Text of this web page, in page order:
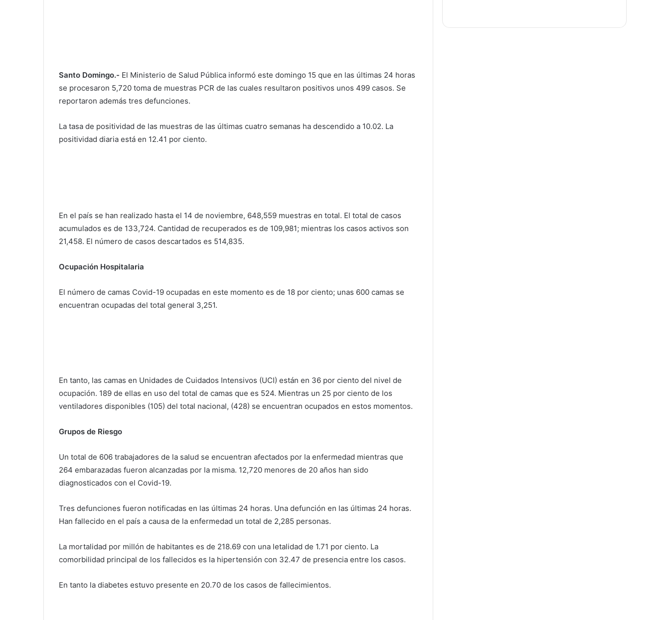
Santo Domingo.- El Ministerio de Salud Pública informó este domingo 15 que en las últimas 24 horas
se procesaron 5,720 toma de muestras PCR de las cuales resultaron positivos unos 499 casos. Se
reportaron además tres defunciones.
La tasa de positividad de las muestras de las últimas cuatro semanas ha descendido a 10.02. La
positividad diaria está en 12.41 por ciento.
En el país se han realizado hasta el 14 de noviembre, 648,559 muestras en total. El total de casos
acumulados es de 133,724. Cantidad de recuperados es de 109,981; mientras los casos activos son
21,458. El número de casos descartados es 514,835.
Ocupación Hospitalaria
El número de camas Covid-19 ocupadas en este momento es de 18 por ciento; unas 600 camas se
encuentran ocupadas del total general 3,251.
En tanto, las camas en Unidades de Cuidados Intensivos (UCI) están en 36 por ciento del nivel de
ocupación. 189 de ellas en uso del total de camas que es 524. Mientras un 25 por ciento de los
ventiladores disponibles (105) del total nacional, (428) se encuentran ocupados en estos momentos.
Grupos de Riesgo
Un total de 606 trabajadores de la salud se encuentran afectados por la enfermedad mientras que
264 embarazadas fueron alcanzadas por la misma. 12,720 menores de 20 años han sido
diagnosticados con el Covid-19.
Tres defunciones fueron notificadas en las últimas 24 horas. Una defunción en las últimas 24 horas.
Han fallecido en el país a causa de la enfermedad un total de 2,285 personas.
La mortalidad por millón de habitantes es de 218.69 con una letalidad de 1.71 por ciento. La
comorbilidad principal de los fallecidos es la hipertensión con 32.47 de presencia entre los casos.
En tanto la diabetes estuvo presente en 20.70 de los casos de fallecimientos.